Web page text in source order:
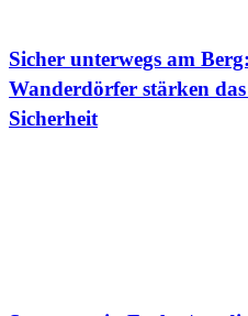
Sicher unterwegs am
Wanderdörfer stärken
Sicherheit